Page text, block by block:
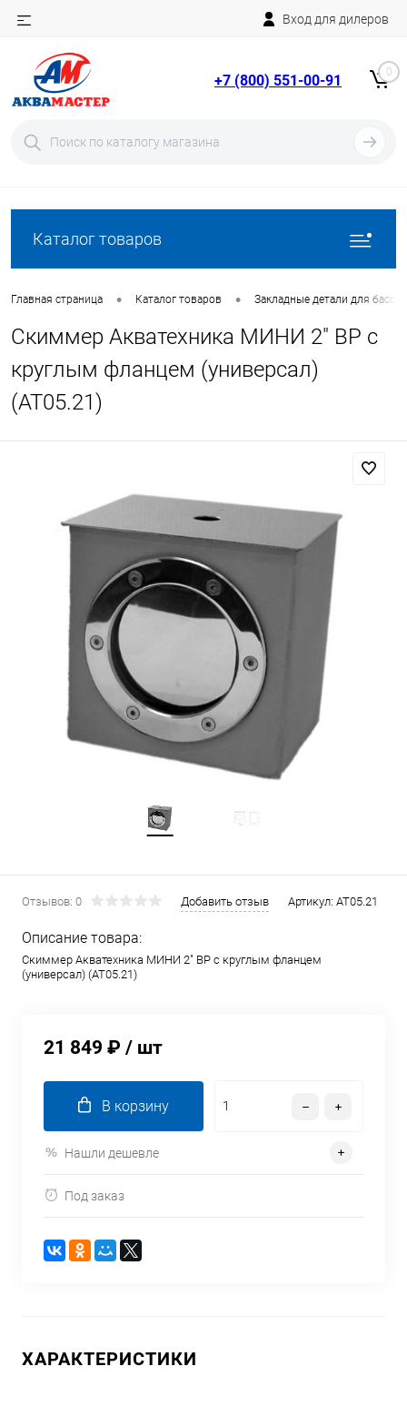
Вход для дилеров
+7 (800) 551-00-91 0
Каталог товаров
Главная страница • Каталог товаров • Закладные детали для
Скиммер Акватехника МИНИ 2" ВР с
круглым фланцем (универсал)
(AT05.21)
Отзывов: 0 Добавить отзыв Артикул: AT05.21
Описание товара:
Скиммер Акватехника МИНИ 2" ВР с круглым фланцем
(универсал) (AT05.21)
21 849 ₽ / шт
В корзину
Нашли дешевле
Под заказ
ХАРАКТЕРИСТИКИ